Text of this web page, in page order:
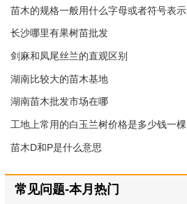
苗木的规格一般用什么字母或者符号表示
长沙哪里有果树苗批发
剑麻和凤尾丝兰的直观区别
湖南比较大的苗木基地
湖南苗木批发市场在哪
工地上常用的白玉兰树价格是多少钱一棵
苗木D和P是什么意思
常见问题-本月热门